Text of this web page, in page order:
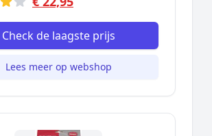
Check de laagste prijs
Lees meer op webshop